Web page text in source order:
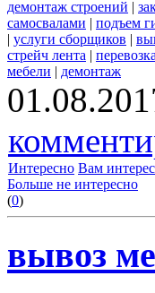
демонтаж строений |
самосвалами | подъем
| услуги сборщиков |
стрейч лента |
мебели | демонтаж
Интересно Вам
Больше не интересно
(0)
вывоз